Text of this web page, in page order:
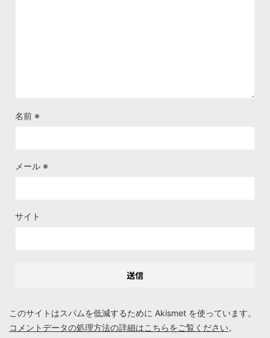
名前 ※
メール ※
サイト
このサイトはスパムを低減するために Akismet を使っています。
コメントデータの処理方法の詳細はこちらをご覧ください。